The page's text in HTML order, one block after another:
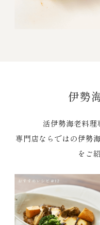
伊勢
活伊勢海老料理
専門店ならではの伊勢
をご